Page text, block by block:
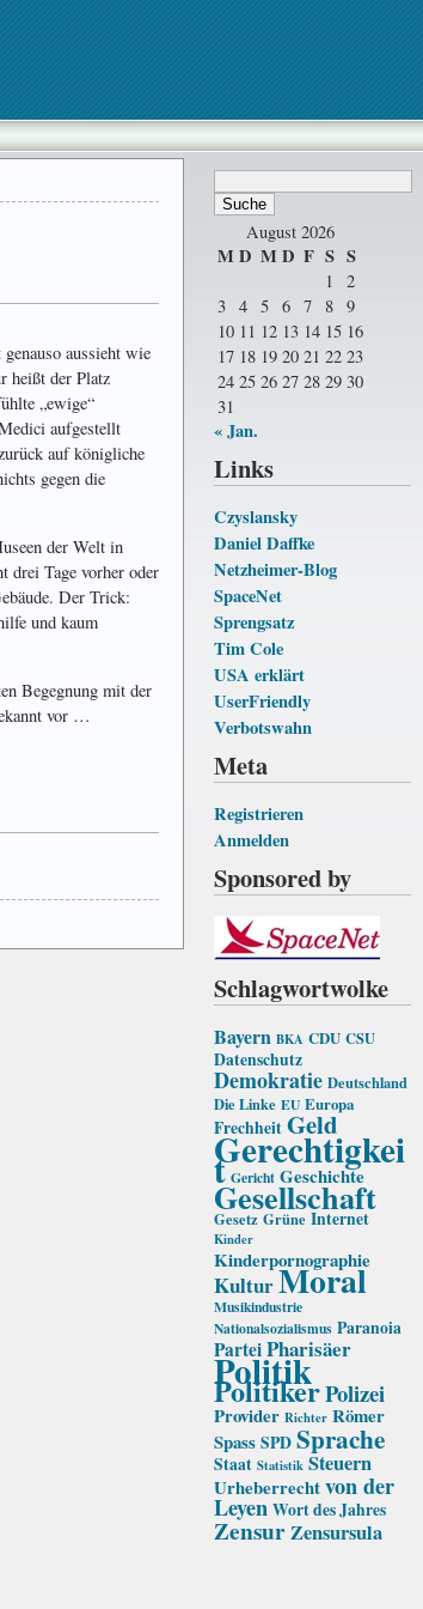
August 2026
MD MD F S S
1
2
3 4 5 6 7 8 9
10 11 12 13 14 15 16
17 18 19 20 21 22 23
24 25 26 27 28 29 30
31
« Jan.
Links
Czyslansky
Daniel Daffke
Netzheimer-Blog
SpaceNet
Sprengsatz
Tim Cole
USA erklärt
UserFriendly
Verbotswahn
Meta
Registrieren
Anmelden
Sponsored by
Schlagwortwolke
Bayern BKA CDU CSU
Datenschutz
Demokratie Deutschland
Die Linke EU Europa
Frechheit Geld
Gerechtigkei
t Gericht Geschichte
Gesellschaft
Gesetz Grüne Internet
Kinder
Kinderpornographie
KulturMoral
Musikindustrie
Nationalsozialismus Paranoia
ParteiPharisäer
Politik
PolitikerPolizei
Provider Richter Römer
Spass SPD Sprache
Staat Statistik Steuern
Urheberrechtvon der
Leyen Wort des Jahres
ZensurZensursula
aussieht wie
heißt der Platz
„ewige“
aufgestellt
auf königliche
gegen die
der Welt in
drei Tage vorher oder
Der Trick:
und kaum
Begegnung mit der
vor …